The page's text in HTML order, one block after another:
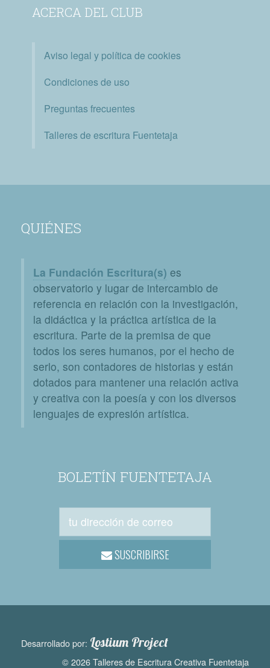
ACERCA DEL CLUB
Aviso legal y política de cookies
Condiciones de uso
Preguntas frecuentes
Talleres de escritura Fuentetaja
QUIÉNES
La Fundación Escritura(s) es
observatorio y lugar de intercambio de
referencia en relación con la investigación,
la didáctica y la práctica artística de la
escritura. Parte de la premisa de que
todos los seres humanos, por el hecho de
serlo, son contadores de historias y están
dotados para mantener una relación activa
y creativa con la poesía y con los diversos
lenguajes de expresión artística.
BOLETÍN FUENTETAJA
SUSCRIBIRSE
Desarrollado por: Lostium Project
© 2026 Talleres de Escritura Creativa Fuentetaja